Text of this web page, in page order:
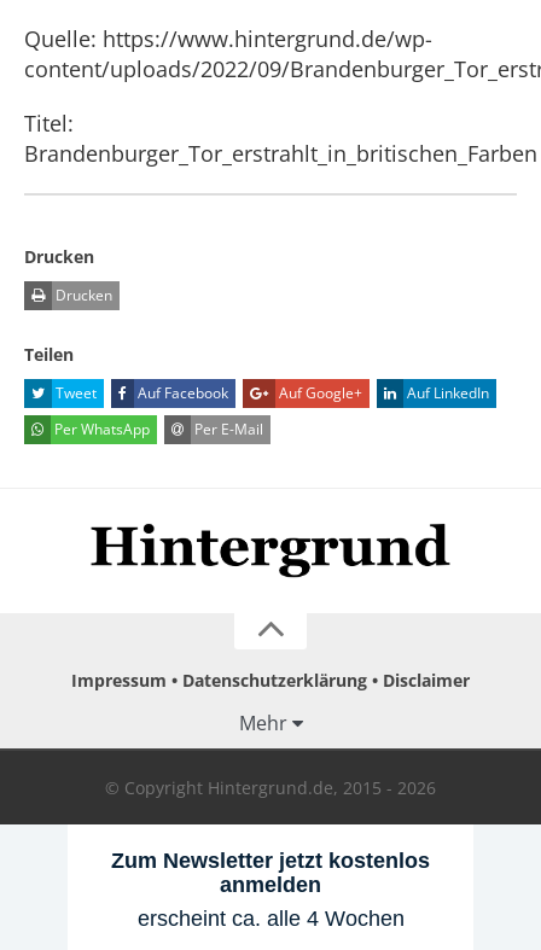
Quelle: https://www.hintergrund.de/wp-
content/uploads/2022/09/
Titel:
Brandenburger_Tor_erstrahlt_in_britischen_Farben
Drucken
Drucken
Teilen
Tweet Auf Facebook Auf Google+
Auf LinkedIn
Per WhatsApp
Per E-Mail
Impressum Datenschutzerklärung Disclaimer
Mehr
© Copyright Hintergrund.de, 2015 - 2026
Zum Newsletter jetzt kostenlos
anmelden
erscheint ca. alle 4 Wochen